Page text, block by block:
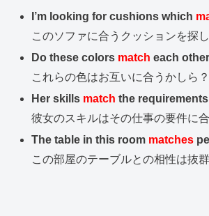
I’m looking for cushions which
このソファに合うクッションを探し
Do these colors match each
これらの色はお互いに合うかしら？
Her skills match the
彼女のスキルはその仕事の要件に合
The table in this room matches
この部屋のテーブルとの相性は抜群